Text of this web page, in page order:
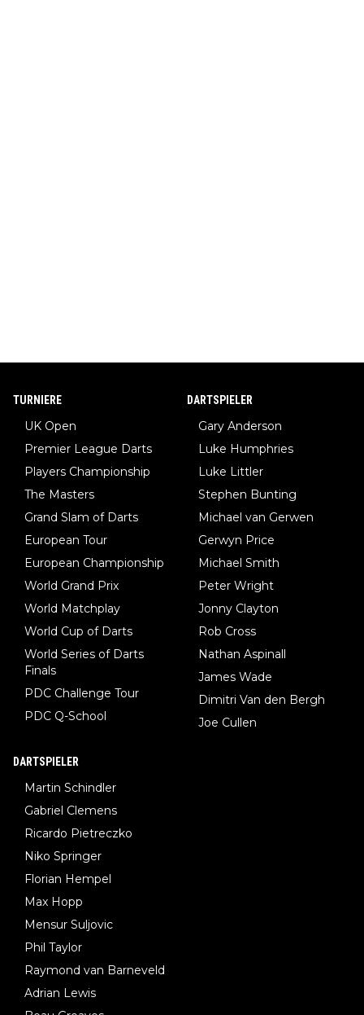
TURNIERE
UK Open
Premier League Darts
Players Championship
The Masters
Grand Slam of Darts
European Tour
European Championship
World Grand Prix
World Matchplay
World Cup of Darts
World Series of Darts
Finals
PDC Challenge Tour
PDC Q-School
DARTSPIELER
Gary Anderson
Luke Humphries
Luke Littler
Stephen Bunting
Michael van Gerwen
Gerwyn Price
Michael Smith
Peter Wright
Jonny Clayton
Rob Cross
Nathan Aspinall
James Wade
Dimitri Van den Bergh
Joe Cullen
DARTSPIELER
Martin Schindler
Gabriel Clemens
Ricardo Pietreczko
Niko Springer
Florian Hempel
Max Hopp
Mensur Suljovic
Phil Taylor
Raymond van Barneveld
Adrian Lewis